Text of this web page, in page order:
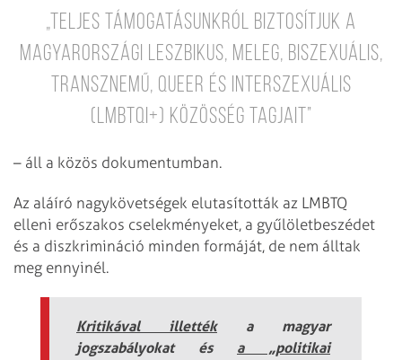
„Teljes támogatásunkról biztosítjuk a
magyarországi leszbikus, meleg, biszexuális,
transznemű, queer és interszexuális
(LMBTQI+) közösség tagjait”
– áll a közös dokumentumban.
Az aláíró nagykövetségek elutasították az LMBTQ
elleni erőszakos cselekményeket, a gyűlöletbeszédet
és a diszkrimináció minden formáját, de nem álltak
meg ennyinél.
Kritikával illettéka magyar
jogszabályokat és a „politikai